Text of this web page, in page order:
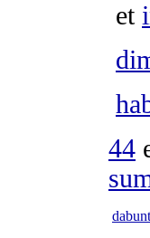
et
44